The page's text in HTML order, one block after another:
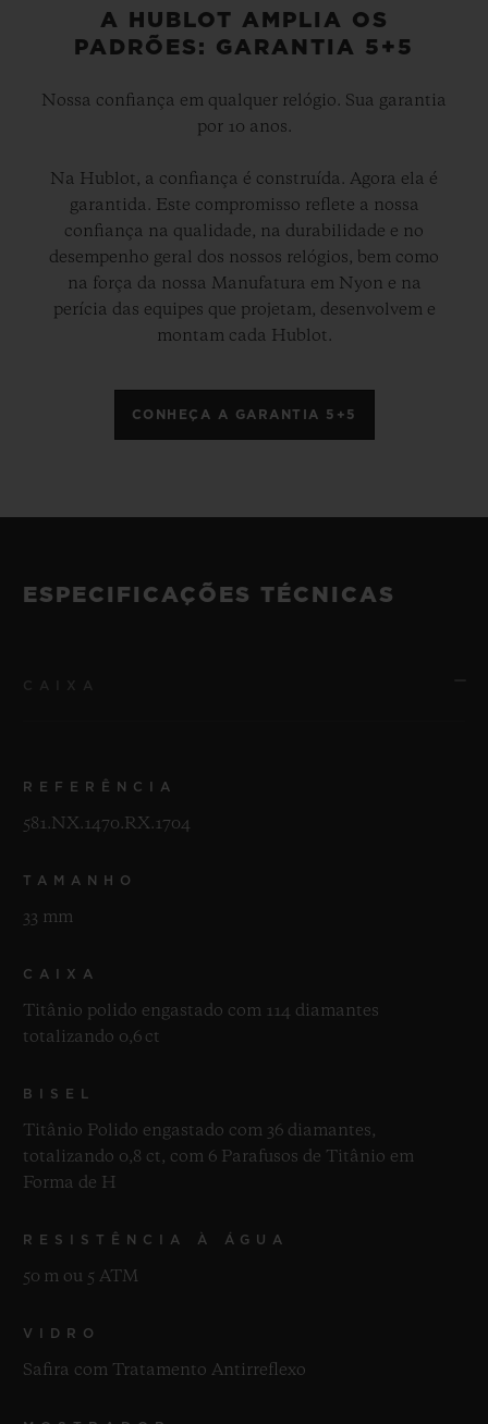
A HUBLOT AMPLIA OS
PADRÕES: GARANTIA 5+5
Nossa confiança em qualquer relógio. Sua garantia
por 10 anos.
Na Hublot, a confiança é construída. Agora ela é
garantida. Este compromisso reflete a nossa
confiança na qualidade, na durabilidade e no
desempenho geral dos nossos relógios, bem como
na força da nossa Manufatura em Nyon e na
perícia das equipes que projetam, desenvolvem e
montam cada Hublot.
CONHEÇA A GARANTIA 5+5
ESPECIFICAÇÕES TÉCNICAS
REFERÊNCIA
581.NX.1470.RX.1704
TAMANHO
33 mm
CAIXA
Titânio polido engastado com 114 diamantes
totalizando 0,6 ct
BISEL
Titânio Polido engastado com 36 diamantes,
totalizando 0,8 ct, com 6 Parafusos de Titânio em
Forma de H
RESISTÊNCIA À ÁGUA
50 m ou 5 ATM
VIDRO
Safira com Tratamento Antirreflexo